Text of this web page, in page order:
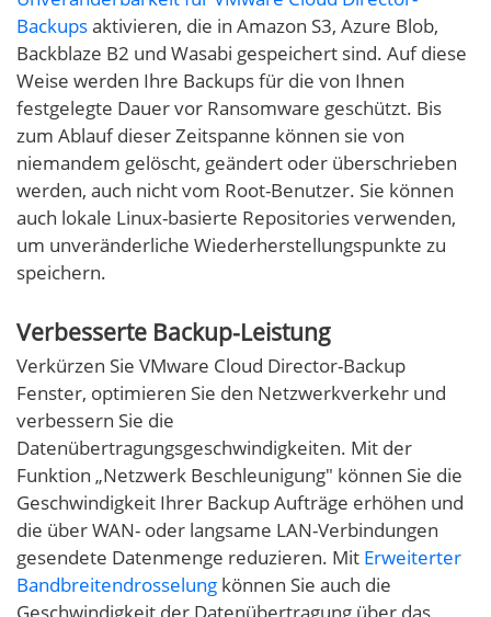
Backupsaktivieren, die in Amazon S3, Azure Blob,
Backblaze B2 und Wasabi gespeichert sind. Auf diese
Weise werden Ihre Backups für die von Ihnen
festgelegte Dauer vor Ransomware geschützt. Bis
zum Ablauf dieser Zeitspanne können sie von
niemandem gelöscht, geändert oder überschrieben
werden, auch nicht vom Root-Benutzer. Sie können
auch lokale Linux-basierte Repositories verwenden,
um unveränderliche Wiederherstellungspunkte zu
speichern.
Verbesserte Backup-Leistung
Verkürzen Sie VMware Cloud Director-Backup
Fenster, optimieren Sie den Netzwerkverkehr und
verbessern Sie die
Datenübertragungsgeschwindigkeiten. Mit der
Funktion „Netzwerk Beschleunigung" können Sie die
Geschwindigkeit Ihrer Backup Aufträge erhöhen und
die über WAN- oder langsame LAN-Verbindungen
gesendete Datenmenge reduzieren. Mit Erweiterter
Bandbreitendrosselung können Sie auch die